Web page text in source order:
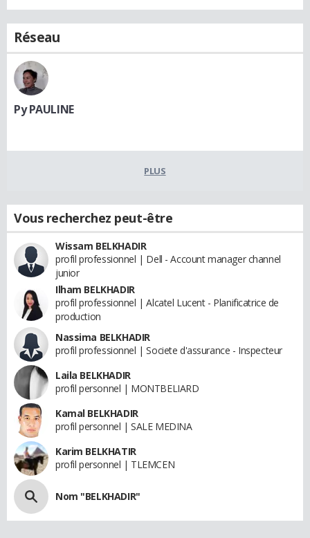
Réseau
Py PAULINE
PLUS
Vous recherchez peut-être
Wissam BELKHADIR
profil professionnel | Dell - Account manager channel
junior
Ilham BELKHADIR
profil professionnel | Alcatel Lucent - Planificatrice de
production
Nassima BELKHADIR
profil professionnel | Societe d'assurance - Inspecteur
Laila BELKHADIR
profil personnel | MONTBELIARD
Kamal BELKHADIR
profil personnel | SALE MEDINA
Karim BELKHATIR
profil personnel | TLEMCEN
Nom "BELKHADIR"